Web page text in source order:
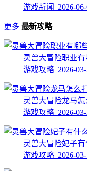
游戏新闻 2026-06-
更多 最新攻略
灵兽大冒险职业
游戏攻略 2026-03-
灵兽大冒险龙马
游戏攻略 2026-03-
灵兽大冒险妃子
游戏攻略 2026-03-